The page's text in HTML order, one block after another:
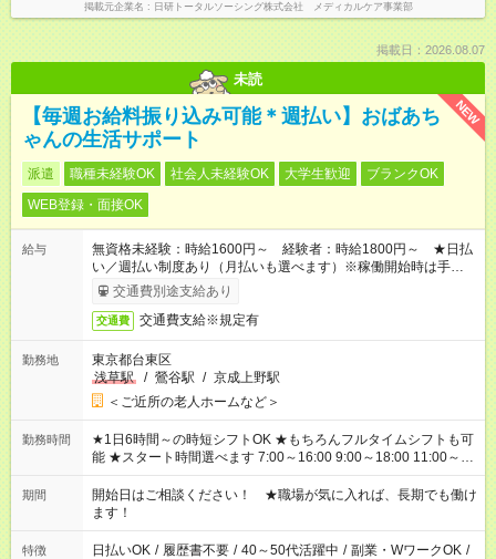
掲載元企業名 日研トータルソーシング株式会社 メディカルケア事業部
掲載日：2026.08.07
未読
NEW
【毎週お給料振り込み可能＊週払い】おばあち
ゃんの生活サポート
派遣 職種未経験OK 社会人未経験OK 大学生歓迎
ブランクOK
WEB登録・面接OK
給与
無資格未経験：時給1600円～ 経験者：時給1800円～ ★日払
い／週払い制度あり（月払いも選べます）※稼働開始時は手続き
完了次第のお支払いとなります。
交通費別途支給あり
交通費 交通費支給※規定有
勤務地
東京都台東区
浅草駅
/ 鶯谷駅 / 京成上野駅
＜ご近所の老人ホームなど＞
勤務時間
★1日6時間～の時短シフトOK ★もちろんフルタイムシフトも可
能 ★スタート時間選べます 7:00～16:00 9:00～18:00 11:00～
20:00 など 残業なし！ ※Wワークの場合、他のお仕事と合わせ
週40時間超の就業はご案内できません ※法令に基づき、週20時
間以上勤務は社会保険への加入対象となります ※労働者派遣法
（日雇い派遣の原則禁止）により、短時間・短期間の就業はご
案内が難しい場合があります
期間
開始日はご相談ください！ ★職場が気に入れば、長期でも働け
ます！
特徴 日払いOK / 履歴書不要 / 40～50代活躍中 / 副業・WワークOK /